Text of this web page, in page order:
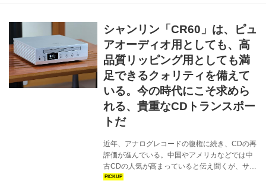
制作スタッフが気になった製品を紹介していき
ます（Webマーケティング）。 まずは5F、エス
カレーターを上がった先に部屋を構えている
MUSIN（501S）から。イベントに向...
シャンリン「CR60」は、ピュ
アオーディオ用としても、高
品質リッピング用としても満
足できるクォリティを備えて
いる。今の時代にこそ求めら
れる、貴重なCDトランスポー
トだ
近年、アナログレコードの復権に続き、CDの再
評価が進んでいる。中国やアメリカなどでは中
古CDの人気が高まっていると伝え聞くが、サブ
スクリプションで簡単に音楽を聴けるようにな